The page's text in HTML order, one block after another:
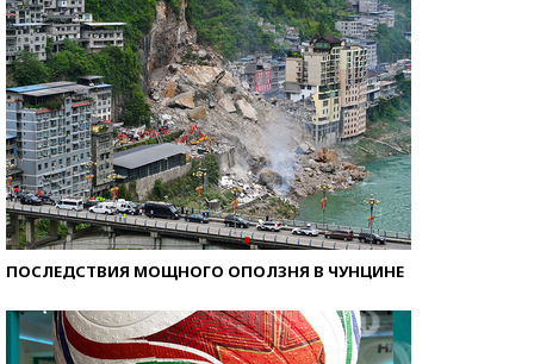
ПОСЛЕДСТВИЯ МОЩНОГО ОПОЛЗНЯ В ЧУНЦИНЕ